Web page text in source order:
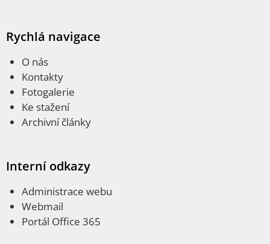
Rychlá navigace
O nás
Kontakty
Fotogalerie
Ke stažení
Archivní články
Interní odkazy
Administrace webu
Webmail
Portál Office 365